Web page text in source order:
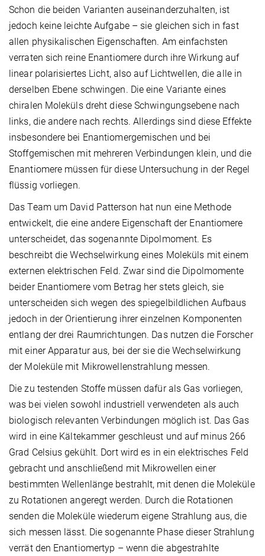
Schon die beiden Varianten auseinanderzuhalten, ist
jedoch keine leichte Aufgabe – sie gleichen sich in fast
allen physikalischen Eigenschaften. Am einfachsten
verraten sich reine Enantiomere durch ihre Wirkung auf
linear polarisiertes Licht, also auf Lichtwellen, die alle in
derselben Ebene schwingen. Die eine Variante eines
chiralen Moleküls dreht diese Schwingungsebene nach
links, die andere nach rechts. Allerdings sind diese Effekte
insbesondere bei Enantiomergemischen und bei
Stoffgemischen mit mehreren Verbindungen klein, und die
Enantiomere müssen für diese Untersuchung in der Regel
flüssig vorliegen.
Das Team um David Patterson hat nun eine Methode
entwickelt, die eine andere Eigenschaft der Enantiomere
unterscheidet, das sogenannte Dipolmoment. Es
beschreibt die Wechselwirkung eines Moleküls mit einem
externen elektrischen Feld. Zwar sind die Dipolmomente
beider Enantiomere vom Betrag her stets gleich, sie
unterscheiden sich wegen des spiegelbildlichen Aufbaus
jedoch in der Orientierung ihrer einzelnen Komponenten
entlang der drei Raumrichtungen. Das nutzen die Forscher
mit einer Apparatur aus, bei der sie die Wechselwirkung
der Moleküle mit Mikrowellenstrahlung messen.
Die zu testenden Stoffe müssen dafür als Gas vorliegen,
was bei vielen sowohl industriell verwendeten als auch
biologisch relevanten Verbindungen möglich ist. Das Gas
wird in eine Kältekammer geschleust und auf minus 266
Grad Celsius gekühlt. Dort wird es in ein elektrisches Feld
gebracht und anschließend mit Mikrowellen einer
bestimmten Wellenlänge bestrahlt, mit denen die Moleküle
zu Rotationen angeregt werden. Durch die Rotationen
senden die Moleküle wiederum eigene Strahlung aus, die
sich messen lässt. Die sogenannte Phase dieser Strahlung
verrät den Enantiomertyp – wenn die abgestrahlte